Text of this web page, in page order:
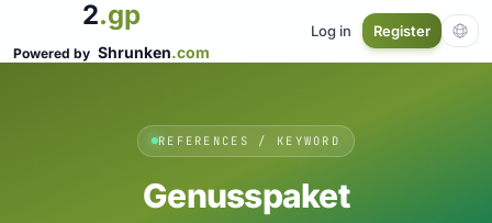
2.gp
Powered by Shrunken.com
Log in Register
REFERENCES / KEYWORD
Genusspaket